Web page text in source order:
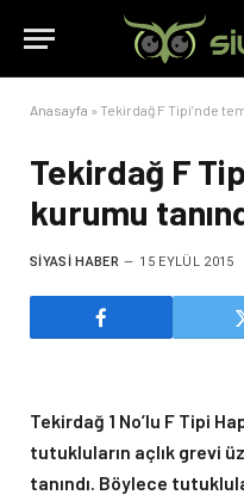
Anasayfa » Tekirdağ F Tipi’nde
Tekirdağ F
kurumu
SIYASI HABER 15 EYLÜL 2015
Tekirdağ 1 No’lu F Tipi
tutukluların açlık grevi
tanındı. Böylece